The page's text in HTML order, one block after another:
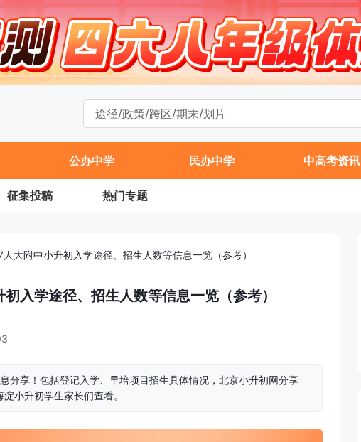
公办中学 民办中学 中高考资讯
征集投稿 热门专题
人大附中小升初入学途径、招生人数等信息一览（参考）
初入学途径、招生人数等信息一览（参考）
分享！包括登记入学、早培项目招生具体情况，北京小升初网分享
小升初学生家长们查看。